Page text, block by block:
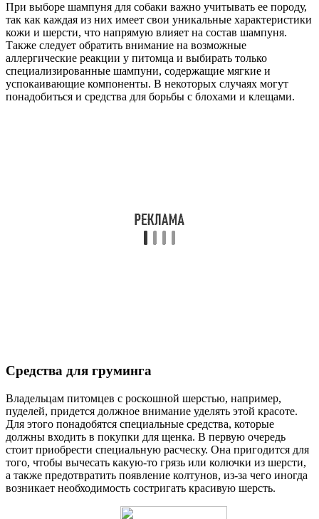
При выборе шампуня для собаки важно учитывать ее породу,
так как каждая из них имеет свои уникальные характеристики
кожи и шерсти, что напрямую влияет на состав шампуня.
Также следует обратить внимание на возможные
аллергические реакции у питомца и выбирать только
специализированные шампуни, содержащие мягкие и
успокаивающие компоненты. В некоторых случаях могут
понадобиться и средства для борьбы с блохами и клещами.
Средства для груминга
Владельцам питомцев с роскошной шерстью, например,
пуделей, придется должное внимание уделять этой красоте.
Для этого понадобятся специальные средства, которые
должны входить в покупки для щенка. В первую очередь
стоит приобрести специальную расческу. Она пригодится для
того, чтобы вычесать какую-то грязь или колючки из шерсти,
а также предотвратить появление колтунов, из-за чего иногда
возникает необходимость состригать красивую шерсть.